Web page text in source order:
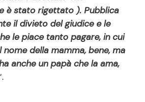
è stato rigettato ). Pubblica
il divieto del giudice e le
le piace tanto pagare, in cui
della mamma, bene, ma
anche un papà che la ama,